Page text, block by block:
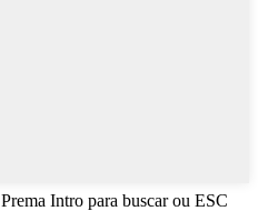
Prema Intro para buscar ou ESC